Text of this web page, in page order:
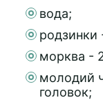
вода;
родзинки
морква -
молодий
головок;